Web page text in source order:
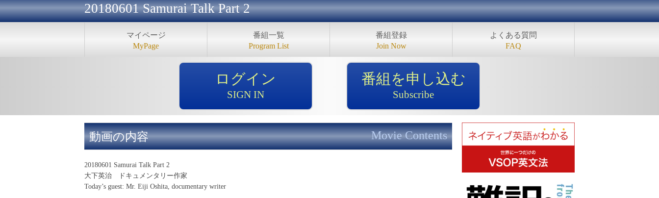
20180601 Samurai Talk Part 2
マイページ
MyPage
番組一覧
Program List
番組登録
Join Now
よくある質問
FAQ
ログイン
SIGN IN
番組を申し込む
Subscribe
動画の内容 Movie Contents
20180601 Samurai Talk Part 2
大下英治 ドキュメンタリー作家
Today’s guest: Mr. Eiji Oshita, documentary writer